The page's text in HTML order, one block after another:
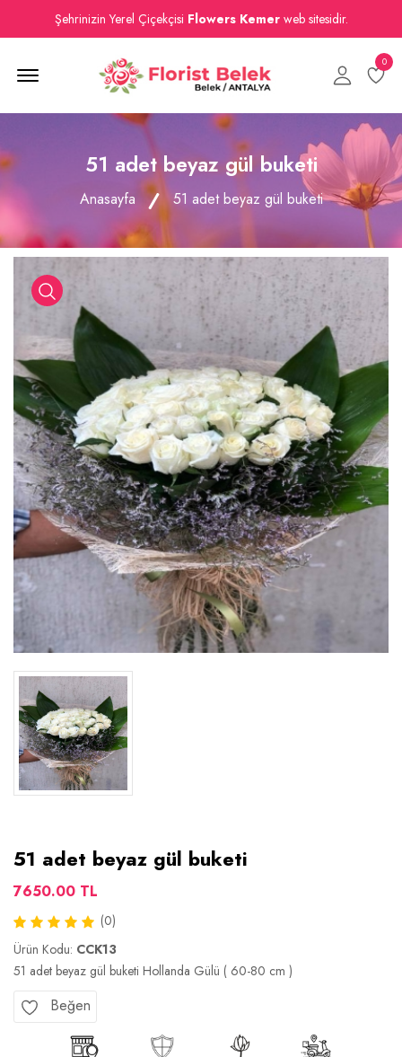
Şehrinizin Yerel Çiçekçisi Flowers Kemerweb sitesidir.
Menu Open 0
51 adet beyaz gül buketi
Anasayfa 51 adet beyaz gül buketi
51 adet beyaz gül buketi
7650.00 TL
(0)
Ürün Kodu: CCK13
51 adet beyaz gül buketi Hollanda Gülü ( 60-80 cm )
Beğen